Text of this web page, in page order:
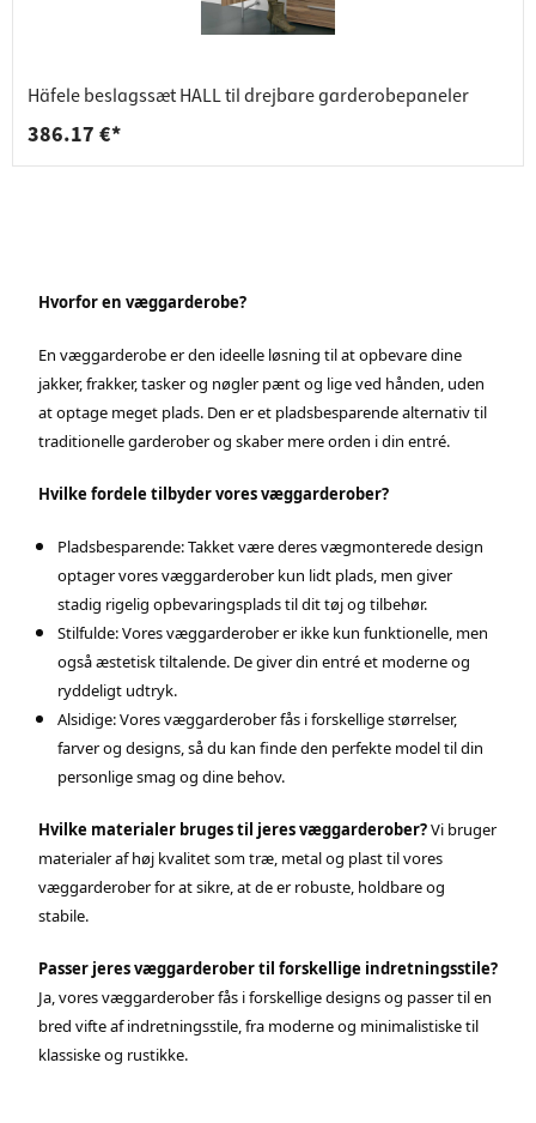
Häfele beslagssæt HALL til drejbare garderobepaneler
386.17 €*
Hvorfor en væggarderobe?
En væggarderobe er den ideelle løsning til at opbevare dine
jakker, frakker, tasker og nøgler pænt og lige ved hånden, uden
at optage meget plads. Den er et pladsbesparende alternativ til
traditionelle garderober og skaber mere orden i din entré.
Hvilke fordele tilbyder vores væggarderober?
Pladsbesparende: Takket være deres vægmonterede design
optager vores væggarderober kun lidt plads, men giver
stadig rigelig opbevaringsplads til dit tøj og tilbehør.
Stilfulde: Vores væggarderober er ikke kun funktionelle, men
også æstetisk tiltalende. De giver din entré et moderne og
ryddeligt udtryk.
Alsidige: Vores væggarderober fås i forskellige størrelser,
farver og designs, så du kan finde den perfekte model til din
personlige smag og dine behov.
Hvilke materialer bruges til jeres væggarderober?Vi bruger
materialer af høj kvalitet som træ, metal og plast til vores
væggarderober for at sikre, at de er robuste, holdbare og
stabile.
Passer jeres væggarderober til forskellige indretningsstile?
Ja, vores væggarderober fås i forskellige designs og passer til en
bred vifte af indretningsstile, fra moderne og minimalistiske til
klassiske og rustikke.